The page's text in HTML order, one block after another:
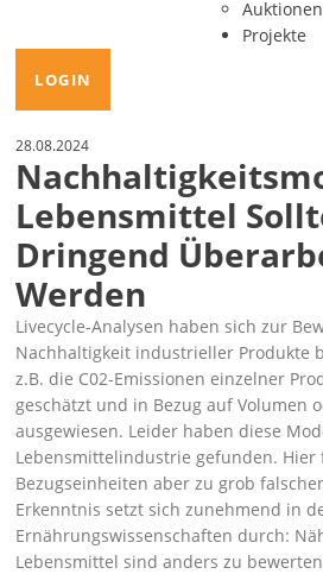
Auktionen
Projekte
LOGIN
28.08.2024
Lebensmittel
Dringend
Werden
Livecycle-Analysen haben sich zur
Nachhaltigkeit industrieller Produkte
z.B. die C02-Emissionen einzelner
geschätzt und in Bezug auf Volumen
ausgewiesen. Leider haben diese
Lebensmittelindustrie gefunden. Hier
Bezugseinheiten aber zu grob
Erkenntnis setzt sich zunehmend in
Ernährungswissenschaften durch:
Lebensmittel sind anders zu